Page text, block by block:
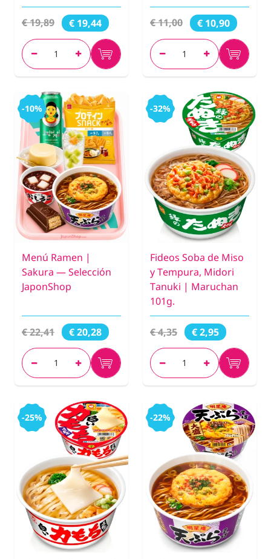
€ 19,89 € 19,44 € 11,00 € 10,90
-10%
Menú Ramen |
Sakura — Selección
JaponShop
€ 22,41 € 20,28
-32%
Fideos Soba de Miso
y Tempura, Midori
Tanuki | Maruchan
101g.
€ 4,35 € 2,95
-25% -22%